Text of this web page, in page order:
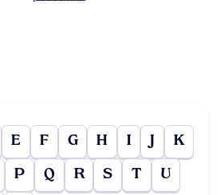
E F G H I J K
P Q R S T U